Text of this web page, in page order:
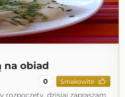
na obiad
0 Smakowite
rozpoczęty, dzisiaj zapraszam